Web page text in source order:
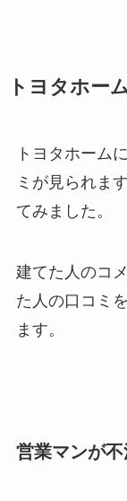
トヨタホー
トヨタホーム
ミが見られま
てみました。
建てた人のコ
た人の口コミ
ます。
営業マンが